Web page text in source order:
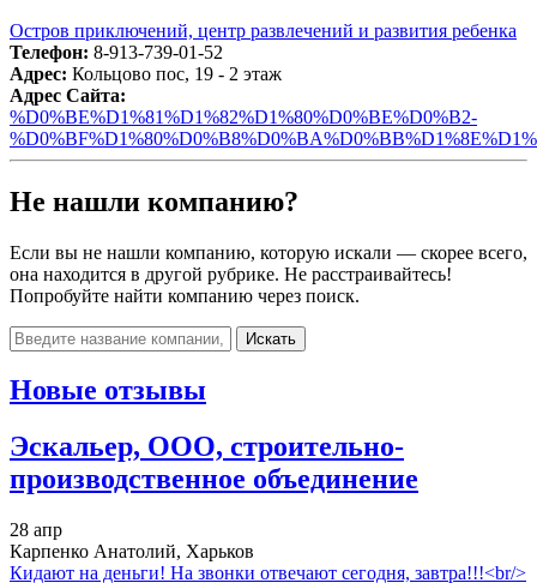
Остров приключений, центр развлечений и развития ребенка
Телефон: 8-913-739-01-52
Адрес: Кольцово пос, 19 - 2 этаж
Адрес Сайта:
%D0%BE%D1%81%D1%82%D1%80%D0%BE%D0%B2-
Не нашли компанию?
Если вы не нашли компанию, которую искали — скорее всего,
она находится в другой рубрике. Не расстраивайтесь!
Попробуйте найти компанию через поиск.
Искать
Новые отзывы
Эскальер, ООО, строительно-
производственное объединение
28 апр
Карпенко Анатолий, Харьков
Кидают на деньги! На звонки отвечают сегодня, завтра!!!<br/>